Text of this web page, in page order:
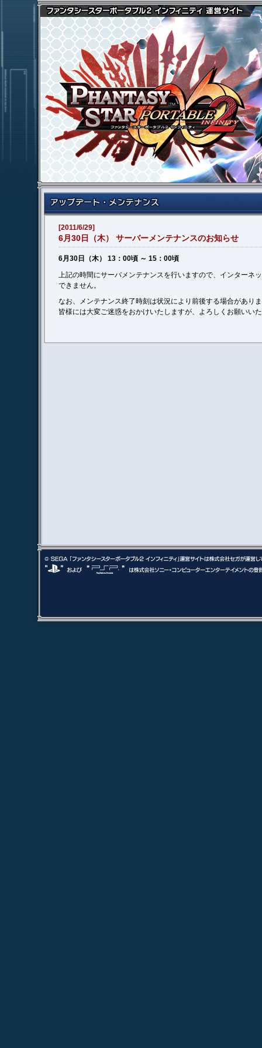
[2011/6/29]
6月30日（木） サーバーメンテナンスのお知らせ
6月30日（木） 13：00頃 ～ 15：00頃
上記の時間にサーバメンテナンスを行いますので、インターネ
できません。
なお、メンテナンス終了時刻は状況により前後する場合があり
皆様には大変ご迷惑をおかけいたしますが、よろしくお願いい